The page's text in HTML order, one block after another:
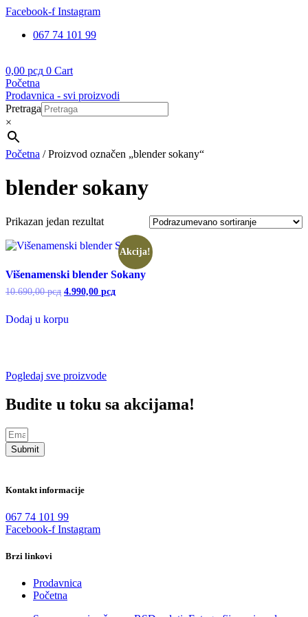
Skočite
sadržaj
Facebook-f Instagram
067 74 101 99
0,00 рсд 0 Cart
Početna
Prodavnica - svi proizvodi
Pretraga
×
Početna / Proizvod označen „blender sokany“
blender sokany
Prikazan jedan rezultat
Akcija!
Višenamenski blender Sokany
10.690,00рсд Originalna
bila:
4.990,00 рсдTrenutna
Dodaj u korpu
Pogledaj sve proizvode
Budite u toku sa akcijama!
Submit
Kontakt informacije
067 74 101 99
Facebook-f Instagram
Brzi linkovi
Prodavnica
Početna